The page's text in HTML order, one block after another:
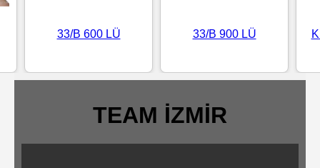
Standart
Mendiller
Pipetler
33/B 600 LÜ 33/B 900 LÜ
TEAM İZMİR